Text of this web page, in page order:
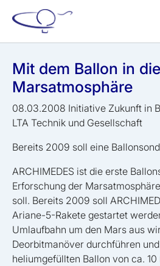
Zum Hauptinhalt springen
Skip to page footer
Mit dem Ballon in die
Marsatmosphäre
08.03.2008 Initiative Zukunft in
LTA Technik und Gesellschaft
Bereits 2009 soll eine
ARCHIMEDES ist die erste
Erforschung der
soll. Bereits 2009 soll
Ariane-5-Rakete gestartet
Umlaufbahn um den Mars aus
Deorbitmanöver durchführen
heliumgefüllten Ballon von ca.